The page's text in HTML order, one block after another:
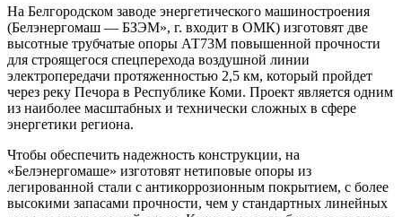
На Белгородском заводе энергетического машиностроения
(Белэнергомаш — БЗЭМ», г. входит в ОМК) изготовят две
высотные трубчатые опоры АТ73М повышенной прочности
для строящегося спецперехода воздушной линии
электропередачи протяженностью 2,5 км, который пройдет
через реку Печора в Республике Коми. Проект является одним
из наиболее масштабных и технически сложных в сфере
энергетики региона.
Чтобы обеспечить надежность конструкции, на
«Белэнергомаше» изготовят нетиповые опоры из
легированной стали с антикоррозионным покрытием, с более
высокими запасами прочности, чем у стандартных линейных